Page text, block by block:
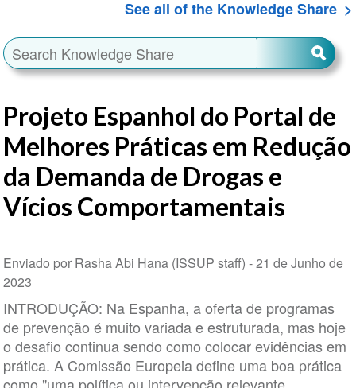
See all of the Knowledge Share
Projeto Espanhol do Portal de
Melhores Práticas em Redução
da Demanda de Drogas e
Vícios Comportamentais
Enviado por Rasha Abi Hana (ISSUP staff) -21 de Junho de
2023
INTRODUÇÃO: Na Espanha, a oferta de programas
de prevenção é muito variada e estruturada, mas hoje
o desafio continua sendo como colocar evidências em
prática. A Comissão Europeia define uma boa prática